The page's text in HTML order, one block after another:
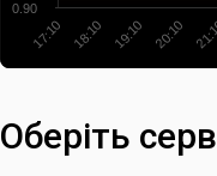
17:10 18:10 19:10 20:10
0.90
Оберіть